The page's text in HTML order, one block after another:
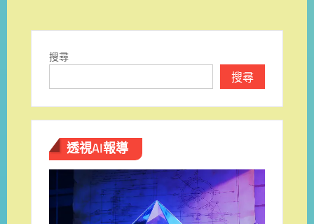
搜尋
搜尋
透視AI報導